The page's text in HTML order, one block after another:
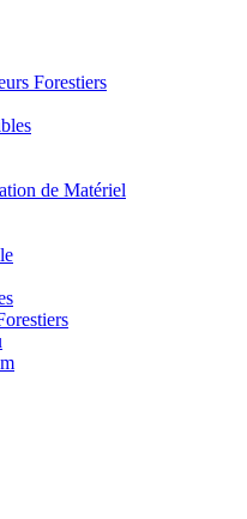
Forestiers
de Matériel